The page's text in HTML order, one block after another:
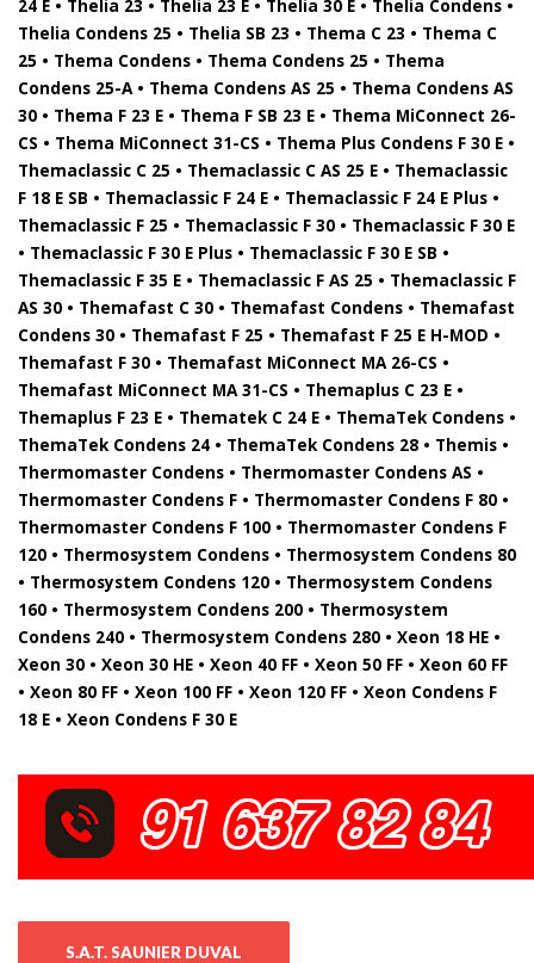
24 E • Thelia 23 • Thelia 23 E • Thelia 30 E • Thelia Condens •
Thelia Condens 25 • Thelia SB 23 • Thema C 23 • Thema C
25 • Thema Condens • Thema Condens 25 • Thema
Condens 25-A • Thema Condens AS 25 • Thema Condens AS
30 • Thema F 23 E • Thema F SB 23 E • Thema MiConnect 26-
CS • Thema MiConnect 31-CS • Thema Plus Condens F 30 E •
Themaclassic C 25 • Themaclassic C AS 25 E • Themaclassic
F 18 E SB • Themaclassic F 24 E • Themaclassic F 24 E Plus •
Themaclassic F 25 • Themaclassic F 30 • Themaclassic F 30 E
• Themaclassic F 30 E Plus • Themaclassic F 30 E SB •
Themaclassic F 35 E • Themaclassic F AS 25 • Themaclassic F
AS 30 • Themafast C 30 • Themafast Condens • Themafast
Condens 30 • Themafast F 25 • Themafast F 25 E H-MOD •
Themafast F 30 • Themafast MiConnect MA 26-CS •
Themafast MiConnect MA 31-CS • Themaplus C 23 E •
Themaplus F 23 E • Thematek C 24 E • ThemaTek Condens •
ThemaTek Condens 24 • ThemaTek Condens 28 • Themis •
Thermomaster Condens • Thermomaster Condens AS •
Thermomaster Condens F • Thermomaster Condens F 80 •
Thermomaster Condens F 100 • Thermomaster Condens F
120 • Thermosystem Condens • Thermosystem Condens 80
• Thermosystem Condens 120 • Thermosystem Condens
160 • Thermosystem Condens 200 • Thermosystem
Condens 240 • Thermosystem Condens 280 • Xeon 18 HE •
Xeon 30 • Xeon 30 HE • Xeon 40 FF • Xeon 50 FF • Xeon 60 FF
• Xeon 80 FF • Xeon 100 FF • Xeon 120 FF • Xeon Condens F
18 E • Xeon Condens F 30 E
S.A.T. SAUNIER DUVAL